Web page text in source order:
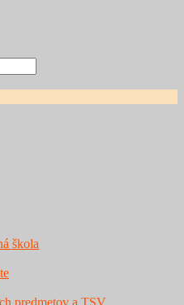
škola
predmetov a TSV